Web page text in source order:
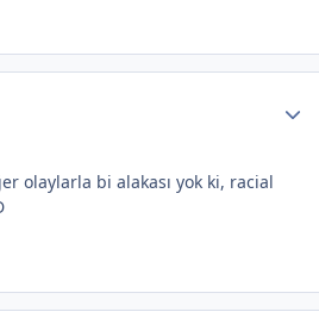
olaylarla bi alakası yok ki, racial